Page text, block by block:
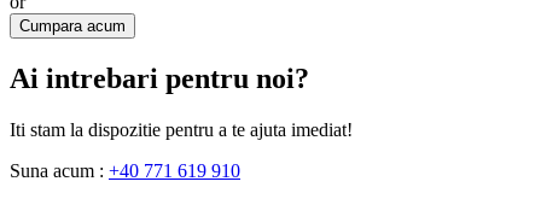
Cumpara acum
Ai intrebari pentru noi?
Iti stam la dispozitie pentru a te ajuta imediat!
Suna acum : +40 771 619 910